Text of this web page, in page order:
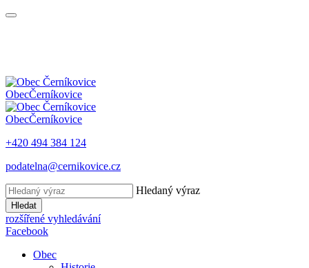
ObecČerníkovice
ObecČerníkovice
+420 494 384 124
podatelna@cernikovice.cz
Hledaný výraz
Hledat
rozšířené vyhledávání
Facebook
Obec